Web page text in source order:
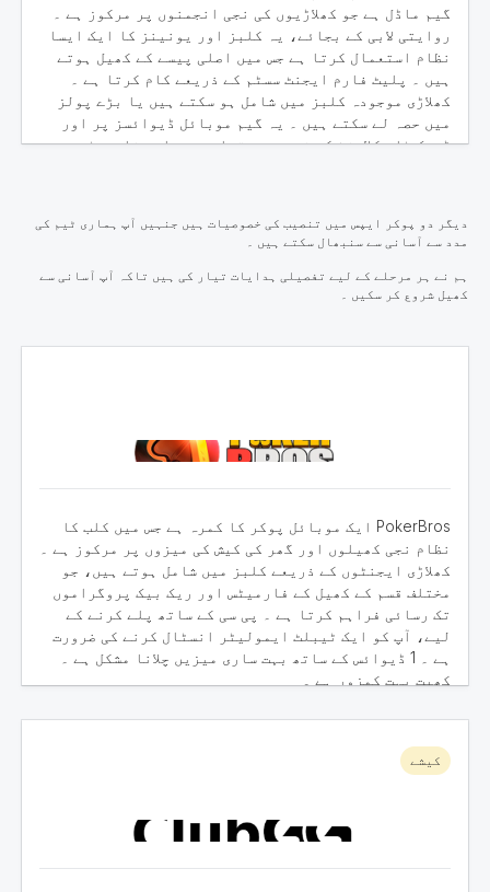
گیم ماڈل ہے جو کھلاڑیوں کی نجی انجمنوں پر مرکوز ہے ۔
روایتی لابی کے بجائے، یہ کلبز اور یونینز کا ایک ایسا
نظام استعمال کرتا ہے جس میں اصلی پیسے کے کھیل ہوتے
ہیں ۔ پلیٹ فارم ایجنٹ سسٹم کے ذریعے کام کرتا ہے ۔
کھلاڑی موجودہ کلبز میں شامل ہو سکتے ہیں یا بڑے پولز
میں حصہ لے سکتے ہیں ۔ یہ گیم موبائل ڈیوائسز پر اور
ڈیسک ٹاپ کلائنٹ کے ذریعے دستیاب ہے ۔ اہم فارمیٹس
انتخاب کرنا ضروری ہے ۔
مزید جانیں
دیگر دو پوکر ایپس میں تنصیب کی خصوصیات ہیں جنہیں آپ ہماری ٹیم کی
مدد سے آسانی سے سنبھال سکتے ہیں ۔
ہم نے ہر مرحلے کے لیے تفصیلی ہدایات تیار کی ہیں تاکہ آپ آسانی سے
کھیل شروع کر سکیں ۔
PokerBros ایک موبائل پوکر کا کمرہ ہے جس میں کلب کا
نظام نجی کھیلوں اور گھر کی کیش کی میزوں پر مرکوز ہے ۔
کھلاڑی ایجنٹوں کے ذریعے کلبز میں شامل ہوتے ہیں، جو
مختلف قسم کے کھیل کے فارمیٹس اور ریک بیک پروگراموں
تک رسائی فراہم کرتا ہے ۔ پی سی کے ساتھ پلے کرنے کے
لیے، آپ کو ایک ٹیبلٹ ایمولیٹر انسٹال کرنے کی ضرورت
ہے ۔ 1 ڈیوائس کے ساتھ بہت ساری میزیں چلانا مشکل ہے ۔
کھیت بہت کمزور ہے ۔
کیشے